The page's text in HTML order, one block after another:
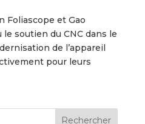
Foliascope et Gao
soutien du CNC dans le
de l’appareil
pour leurs